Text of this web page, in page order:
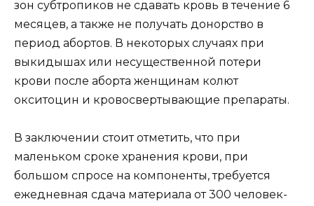
зон субтропиков не сдавать кровь в течение 6
месяцев, а также не получать донорство в
период абортов. В некоторых случаях при
выкидышах или несущественной потери
крови после аборта женщинам колют
окситоцин и кровосвертывающие препараты.
В заключении стоит отметить, что при
маленьком сроке хранения крови, при
большом спросе на компоненты, требуется
ежедневная сдача материала от 300 человек-